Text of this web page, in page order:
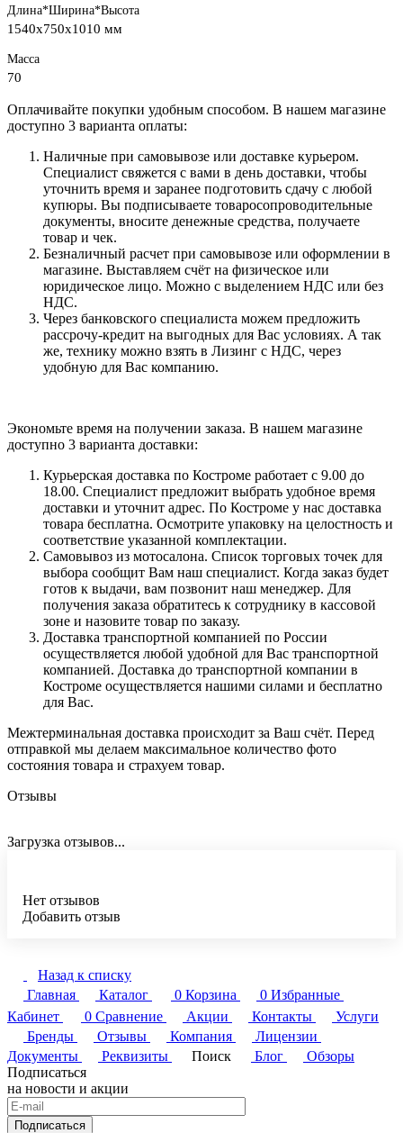
Длина*Ширина*Высота
1540х750х1010 мм
Масса
70
Оплачивайте покупки удобным способом. В нашем магазине
доступно 3 варианта оплаты:
Наличные при самовывозе или доставке курьером.
Специалист свяжется с вами в день доставки, чтобы
уточнить время и заранее подготовить сдачу с любой
купюры. Вы подписываете товаросопроводительные
документы, вносите денежные средства, получаете
товар и чек.
Безналичный расчет при самовывозе или оформлении в
магазине. Выставляем счёт на физическое или
юридическое лицо. Можно с выделением НДС или без
НДС.
Через банковского специалиста можем предложить
рассрочу-кредит на выгодных для Вас условиях. А так
же, технику можно взять в Лизинг с НДС, через
удобную для Вас компанию.
Экономьте время на получении заказа. В нашем магазине
доступно 3 варианта доставки:
Курьерская доставка по Костроме работает с 9.00 до
18.00. Специалист предложит выбрать удобное время
доставки и уточнит адрес. По Костроме у нас доставка
товара бесплатна. Осмотрите упаковку на целостность и
соответствие указанной комплектации.
Самовывоз из мотосалона. Список торговых точек для
выбора сообщит Вам наш специалист. Когда заказ будет
готов к выдачи, вам позвонит наш менеджер. Для
получения заказа обратитесь к сотруднику в кассовой
зоне и назовите товар по заказу.
Доставка транспортной компанией по России
осуществляется любой удобной для Вас транспортной
компанией. Доставка до транспортной компании в
Костроме осуществляется нашими силами и бесплатно
для Вас.
Межтерминальная доставка происходит за Ваш счёт. Перед
отправкой мы делаем максимальное количество фото
состояния товара и страхуем товар.
Отзывы
Загрузка отзывов...
Нет отзывов
Добавить отзыв
Назад к списку
Главная
Каталог 0 Корзина 0 Избранные
Кабинет
0 Сравнение Акции Контакты
Услуги
Бренды
Отзывы Компания
Лицензии
Документы
Реквизиты Поиск Блог
Обзоры
Подписаться
на новости и акции
Подписаться